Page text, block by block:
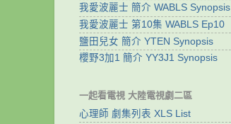
我愛波麗士 簡介 WABLS Synopsis
我愛波麗士 第10集 WABLS Ep10
鹽田兒女 簡介 YTEN Synopsis
櫻野3加1 簡介 YY3J1 Synopsis
一起看電視 大陸電視劇二區
心理師 劇集列表 XLS List